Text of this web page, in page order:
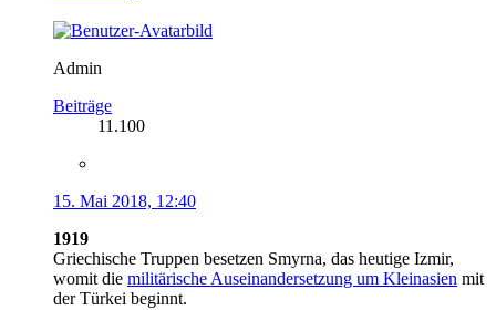
Admin
Beiträge
11.100
15. Mai 2018, 12:40
1919
Griechische Truppen besetzen Smyrna, das heutige Izmir,
womit die militärische Auseinandersetzung um Kleinasien mit
der Türkei beginnt.